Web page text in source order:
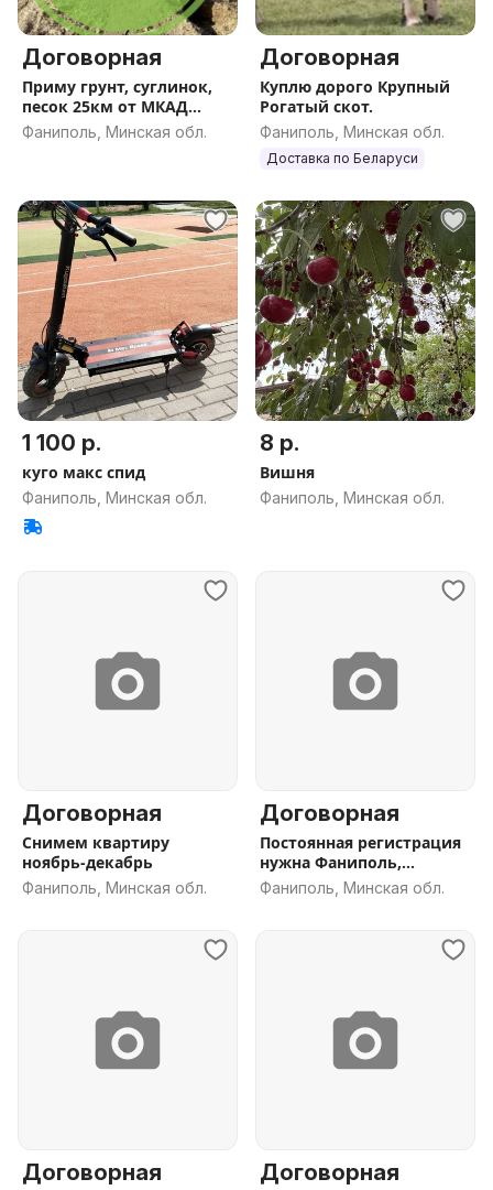
Договорная
Приму грунт, суглинок,
песок 25км от МКАД
Дзержинское направ...
Фаниполь, Минская обл.
Договорная
Куплю дорого Крупный
Рогатый скот.
Фаниполь, Минская обл.
Доставка по Беларуси
1 100 р.
куго макс спид
Фаниполь, Минская обл.
8 р.
Вишня
Фаниполь, Минская обл.
Договорная
Снимем квартиру
ноябрь-декабрь
Фаниполь, Минская обл.
Договорная
Постоянная регистрация
нужна Фаниполь,
Дзержинск
Фаниполь, Минская обл.
Договорная Договорная